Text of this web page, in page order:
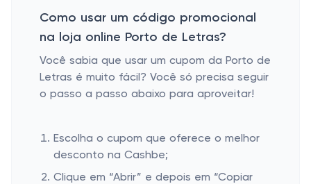
Como usar um código promocional
na loja online Porto de Letras?
Você sabia que usar um cupom da Porto de
Letras é muito fácil? Você só precisa seguir
o passo a passo abaixo para aproveitar!
Escolha o cupom que oferece o melhor
desconto na Cashbe;
Clique em “Abrir” e depois em “Copiar